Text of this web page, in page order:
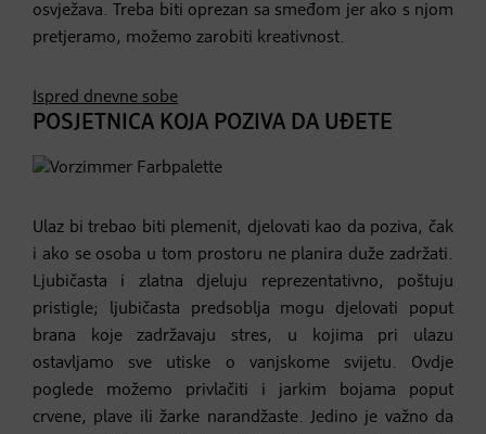
osvježava. Treba biti oprezan sa smeđom jer ako s njom
pretjeramo, možemo zarobiti kreativnost.
Ispred dnevne sobe
POSJETNICA KOJA POZIVA DA UĐETE
Ulaz bi trebao biti plemenit, djelovati kao da poziva, čak
i ako se osoba u tom prostoru ne planira duže zadržati.
Ljubičasta i zlatna djeluju reprezentativno, poštuju
pristigle; ljubičasta predsoblja mogu djelovati poput
brana koje zadržavaju stres, u kojima pri ulazu
ostavljamo sve utiske o vanjskome svijetu. Ovdje
poglede možemo privlačiti i jarkim bojama poput
crvene, plave ili žarke narandžaste. Jedino je važno da